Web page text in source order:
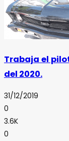
Trabaja el
del 2020.
31/12/2019
0
3.6K
0